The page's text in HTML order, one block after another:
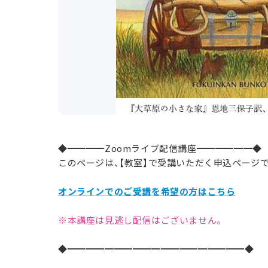
◆━━━━Zoomライブ配信講座━━━━━━◆
このページは、【教室】で受講いただく申込ページ
オンラインでのご受講を希望の方はこちら
※本講座は見逃し配信はございません。
◆━━━━━━━━━━━━━━━━━━━◆